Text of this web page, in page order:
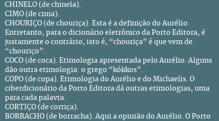
CHINELO (de chinela).
CIMO (de cima).
CHOURIÇO (de chouriça). Esta é a definição do Aurélio.
Entretanto, para o dicionário eletrônico da Porto Editora, é
justamente o contrário, isto é, “chouriça” é que vem de
“chouriço”.
COCO (de coca). Etimologia apresentada pelo Aurélio. Alguns
dão outra etimologia: o grego “kókkos”.
COPO (de copa). Etimologia do Aurélio e do Michaelis. O
ciberdicionário da Porto Editora dá outras etimologias, uma
para cada palavra.
CORTIÇO (de cortiça).
BORRACHO (de borracha). Aqui a opinião do Aurélio. O Porto